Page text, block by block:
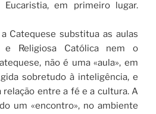
Eucaristia, em primeiro lugar.
Catequese substitua as aulas
e Religiosa Católica nem o
não é uma «aula», em
sobretudo à inteligência, e
relação entre a fé e a cultura. A
um «encontro», no ambiente